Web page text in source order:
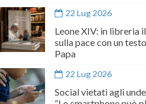
22 Lug 2026
Leone XIV: in libreria
sulla pace con un
Papa
22 Lug 2026
Social vietati agli